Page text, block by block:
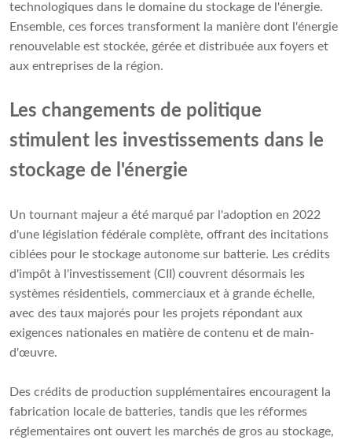
technologiques dans le domaine du stockage de l'énergie.
Ensemble, ces forces transforment la manière dont l'énergie
renouvelable est stockée, gérée et distribuée aux foyers et
aux entreprises de la région.
Les changements de politique
stimulent les investissements dans le
stockage de l'énergie
Un tournant majeur a été marqué par l'adoption en 2022
d'une législation fédérale complète, offrant des incitations
ciblées pour le stockage autonome sur batterie. Les crédits
d'impôt à l'investissement (CII) couvrent désormais les
systèmes résidentiels, commerciaux et à grande échelle,
avec des taux majorés pour les projets répondant aux
exigences nationales en matière de contenu et de main-
d'œuvre.
Des crédits de production supplémentaires encouragent la
fabrication locale de batteries, tandis que les réformes
réglementaires ont ouvert les marchés de gros au stockage,